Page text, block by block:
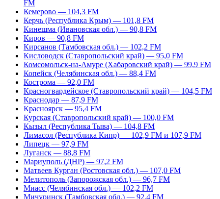
FM
Кемерово — 104,3 FM
Керчь (Республика Крым) — 101,8 FM
Кинешма (Ивановская обл.) — 90,8 FM
Киров — 90,8 FM
Кирсанов (Тамбовская обл.) — 102,2 FM
Кисловодск (Ставропольский край) — 95,0 FM
Комсомольск-на-Амуре (Хабаровский край) — 99,9 FM
Копейск (Челябинская обл.) — 88,4 FM
Кострома — 92,0 FM
Красногвардейское (Ставропольский край) — 104,5 FM
Краснодар — 87,9 FM
Красноярск — 95,4 FM
Курская (Ставропольский край) — 100,0 FM
Кызыл (Республика Тыва) — 104,8 FM
Лимасол (Республика Кипр) — 102,9 FM и 107,9 FM
Липецк — 97,9 FM
Луганск — 88,8 FM
Мариуполь (ДНР) — 97,2 FM
Матвеев Курган (Ростовская обл.) — 107,0 FM
Мелитополь (Запорожская обл.) — 96,7 FM
Миасс (Челябинская обл.) — 102,2 FM
Мичуринск (Тамбовская обл.) — 92,4 FM